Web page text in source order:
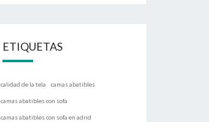
ETIQUETAS
calidad de la tela camas abatibles
camas abatibles con sofa
camas abatibles con sofa en adrid